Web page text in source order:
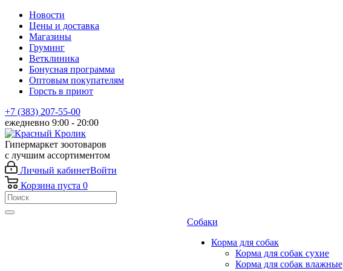
Новости
Цены и доставка
Магазины
Груминг
Ветклиника
Бонусная программа
Оптовым покупателям
Горсть в приют
+7 (383) 207-55-00
ежедневно 9:00 - 20:00
Гипермаркет зоотоваров
с лучшим ассортиментом
Личный кабинетВойти
Корзина пуста 0
Собаки
Корма для собак
Корма для собак сухие
Корма для собак влажные